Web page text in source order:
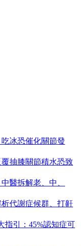
冰恐催化關節發
抽膝關節積水恐致
醫拆解老、中、
代謝症候群、打鼾
指引：45%認知症可